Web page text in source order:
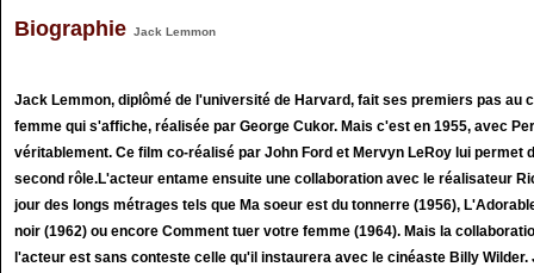
Biographie Jack Lemmon
Jack Lemmon, diplômé de l'université de Harvard, fait ses premiers pas au
femme qui s'affiche, réalisée par George Cukor. Mais c'est en 1955, avec
véritablement. Ce film co-réalisé par John Ford et Mervyn LeRoy lui permet
second rôle.L'acteur entame ensuite une collaboration avec le réalisateur
jour des longs métrages tels que Ma soeur est du tonnerre (1956),
noir (1962) ou encore Comment tuer votre femme (1964). Mais la
l'acteur est sans conteste celle qu'il instaurera avec le cinéaste Billy